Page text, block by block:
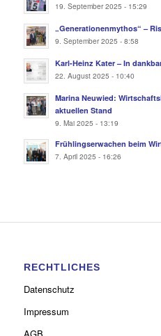
19. September 2025 - 15:29
„Generationenmythos“ –
9. September 2025 - 8:58
Karl-Heinz Kater – In
22. August 2025 - 10:40
Marina Neuwied:
aktuellen Stand
9. Mai 2025 - 13:19
Frühlingserwachen beim
7. April 2025 - 16:26
RECHTLICHES
Datenschutz
Impressum